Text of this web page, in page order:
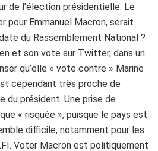
de l’élection présidentielle. Le
pour Emmanuel Macron, serait
du Rassemblement National ?
et son vote sur Twitter, dans un
qu’elle « vote contre » Marine
cependant très proche de
du président. Une prise de
« risquée », puisque le pays est
difficile, notamment pour les
Voter Macron est politiquement